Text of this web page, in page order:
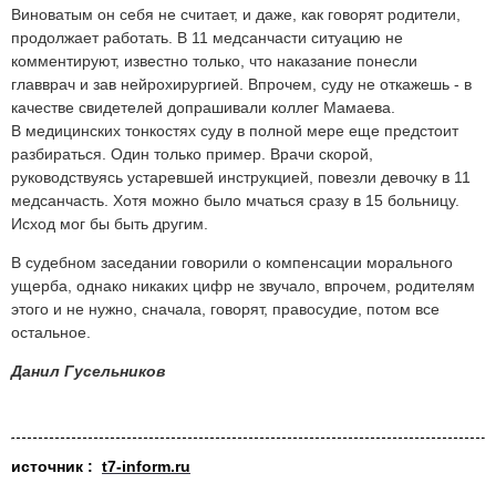
Виноватым он себя не считает, и даже, как говорят родители,
продолжает работать. В 11 медсанчасти ситуацию не
комментируют, известно только, что наказание понесли
главврач и зав нейрохирургией. Впрочем, суду не откажешь - в
качестве свидетелей допрашивали коллег Мамаева.
В медицинских тонкостях суду в полной мере еще предстоит
разбираться. Один только пример. Врачи скорой,
руководствуясь устаревшей инструкцией, повезли девочку в 11
медсанчасть. Хотя можно было мчаться сразу в 15 больницу.
Исход мог бы быть другим.
В судебном заседании говорили о компенсации морального
ущерба, однако никаких цифр не звучало, впрочем, родителям
этого и не нужно, сначала, говорят, правосудие, потом все
остальное.
Данил Гусельников
источник : t7-inform.ru